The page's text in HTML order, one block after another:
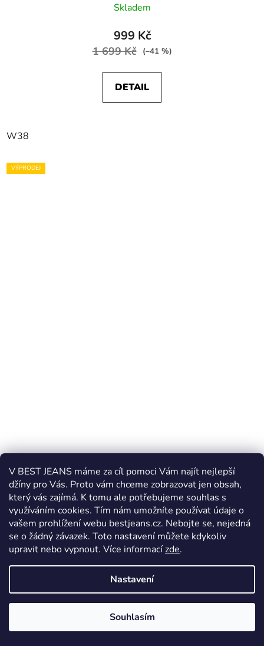
V BEST JEANS máme za cíl pomoci Vám najít nejlepší
džíny pro Vás. Proto vám chceme zobrazovat jen obsah,
který vás zajímá. K tomu ale potřebujeme souhlas s
využíváním cookies. Tím nám umožníte používat údaje o
vašem prohlížení webu bestjeans.cz. Nebojte se, nejedná
se o žádný závazek. Toto nastavení můžete kdykoliv
upravit nebo vypnout. Více informacízde.
Nastavení
Souhlasím
Skladem
999 Kč
1 699 Kč (–41 %)
DETAIL
W38
VÝPRODEJ
Pánské rifle Cross Jeans Zac D 198-009
Skladem
699 Kč
1 490 Kč (–53 %)
DETAIL